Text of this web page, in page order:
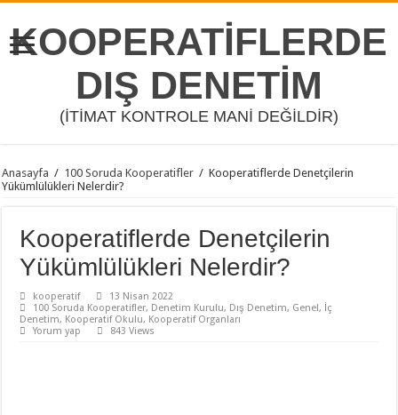
KOOPERATİFLERDE
DIŞ DENETİM
(İTİMAT KONTROLE MANİ DEĞİLDİR)
Anasayfa / 100 Soruda Kooperatifler / Kooperatiflerde Denetçilerin
Yükümlülükleri Nelerdir?
Kooperatiflerde Denetçilerin
Yükümlülükleri Nelerdir?
kooperatif
13 Nisan 2022
100 Soruda Kooperatifler, Denetim Kurulu, Dış Denetim, Genel, İç
Denetim, Kooperatif Okulu, Kooperatif Organları
Yorum yap
843 Views